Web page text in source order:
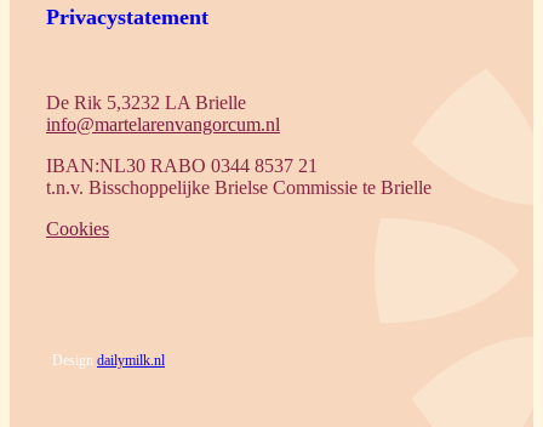
Privacystatement
De Rik 5,3232 LA Brielle
info@martelarenvangorcum.nl
IBAN:NL30 RABO 0344 8537 21
t.n.v. Bisschoppelijke Brielse Commissie te Brielle
Cookies
Design dailymilk.nl